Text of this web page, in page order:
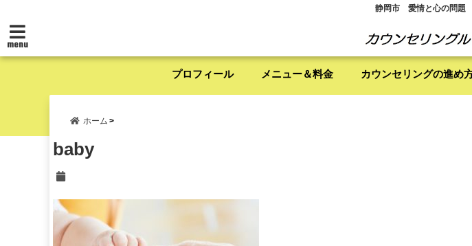
静岡市 愛情と心の問題
menu
プロフィール メニュー＆料金 カウンセリングの進め
ホーム
baby